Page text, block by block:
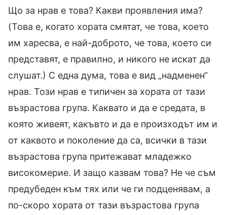
Що за нрав е това? Какви проявления има?
(Това е, когато хората смятат, че това, което
им харесва, е най-доброто, че това, което си
представят, е правилно, и никого не искат да
слушат.) С една дума, това е вид „надменен“
нрав. Този нрав е типичен за хората от тази
възрастова група. Каквато и да е средата, в
която живеят, какъвто и да е произходът им и
от каквото и поколение да са, всички в тази
възрастова група притежават младежко
високомерие. И защо казвам това? Не че съм
предубеден към тях или че ги подценявам, а
по-скоро хората от тази възрастова група